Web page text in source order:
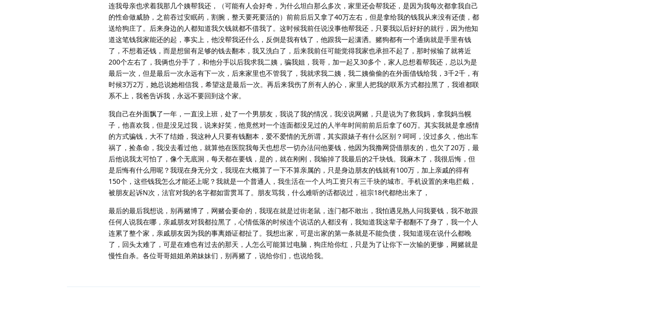
连我母亲也求着我那几个姨帮我还，（可能有人会好奇，为什么坦白那么多次，家里还会帮我还，是因为我每次都拿我自己
的性命做威胁，之前吞过安眠药，割腕，整天要死要活的）前前后后又拿了40万左右，但是拿给我的钱我从来没有还债，都
送给狗庄了。后来身边的人都知道我欠钱就都不借我了。这时候我前任说没事他帮我还，只要我以后好好的就行，因为他知
道这笔钱我家能还的起，事实上，他没帮我还什么，反倒是我有钱了，他跟我一起潇洒。赌狗都有一个通病就是手里有钱
了，不想着还钱，而是想留有足够的钱去翻本，我又洗白了，后来我前任可能觉得我家也承担不起了，那时候输了就将近
200个左右了，我俩也分手了，和他分手以后我求我二姨，骗我姐，我哥，加一起又30多个，家人总想着帮我还，总以为是
最后一次，但是最后一次永远有下一次，后来家里也不管我了，我就求我二姨，我二姨偷偷的在外面借钱给我，3千2千，有
时候3万2万，她总说她相信我，希望这是最后一次。再后来我伤了所有人的心，家里人把我的联系方式都拉黑了，我谁都联
系不上，我爸告诉我，永远不要回到这个家。
我自己在外面飘了一年，一直没上班，处了一个男朋友，我说了我的情况，我没说网赌，只是说为了救我妈，拿我妈当幌
子，他喜欢我，但是没见过我，说来好笑，他竟然对一个连面都没见过的人半年时间前前后后拿了60万。其实我就是拿感情
的方式骗钱，大不了结婚，我这种人只要有钱翻本，爱不爱情的无所谓，其实跟婊子有什么区别？呵呵，没过多久，他出车
祸了，捡条命，我没去看过他，就算他在医院我每天也想尽一切办法问他要钱，他因为我撸网贷借朋友的，也欠了20万，最
后他说我太可怕了，像个无底洞，每天都在要钱，是的，就在刚刚，我输掉了我最后的2千块钱。我麻木了，我很后悔，但
是后悔有什么用呢？我现在身无分文，我现在大概算了一下不算亲属的，只是身边朋友的钱就有100万，加上亲戚的得有
150个，这些钱我怎么才能还上呢？我就是一个普通人，我生活在一个人均工资只有三千块的城市。手机设置的来电拦截，
被朋友起诉N次，法官对我的名字都如雷贯耳了。朋友骂我，什么难听的话都说过，祖宗18代都绝出来了，
最后的最后我想说，别再赌博了，网赌会要命的，我现在就是过街老鼠，连门都不敢出，我怕遇见熟人问我要钱，我不敢跟
任何人说我在哪，亲戚朋友对我都拉黑了，心情低落的时候连个说话的人都没有，我知道我这辈子都翻不了身了，我一个人
连累了整个家，亲戚朋友因为我的事离婚证都扯了。我想出家，可是出家的第一条就是不能负债，我知道现在说什么都晚
了，回头太难了，可是在难也有过去的那天，人怎么可能算过电脑，狗庄给你红，只是为了让你下一次输的更惨，网赌就是
慢性自杀。各位哥哥姐姐弟弟妹妹们，别再赌了，说给你们，也说给我。